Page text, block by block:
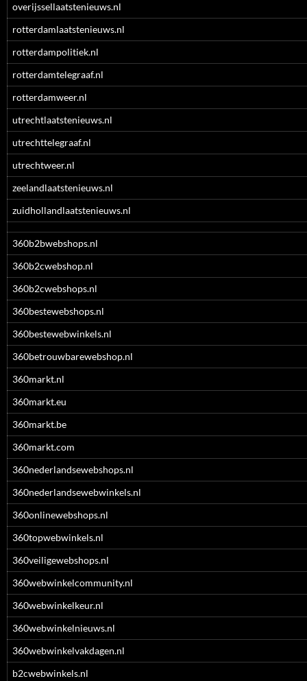
overijssellaatstenieuws.nl
rotterdamlaatstenieuws.nl
rotterdampolitiek.nl
rotterdamtelegraaf.nl
rotterdamweer.nl
utrechtlaatstenieuws.nl
utrechttelegraaf.nl
utrechtweer.nl
zeelandlaatstenieuws.nl
zuidhollandlaatstenieuws.nl
360b2bwebshops.nl
360b2cwebshop.nl
360b2cwebshops.nl
360bestewebshops.nl
360bestewebwinkels.nl
360betrouwbarewebshop.nl
360markt.nl
360markt.eu
360markt.be
360markt.com
360nederlandsewebshops.nl
360nederlandsewebwinkels.nl
360onlinewebshops.nl
360topwebwinkels.nl
360veiligewebshops.nl
360webwinkelcommunity.nl
360webwinkelkeur.nl
360webwinkelnieuws.nl
360webwinkelvakdagen.nl
b2cwebwinkels.nl